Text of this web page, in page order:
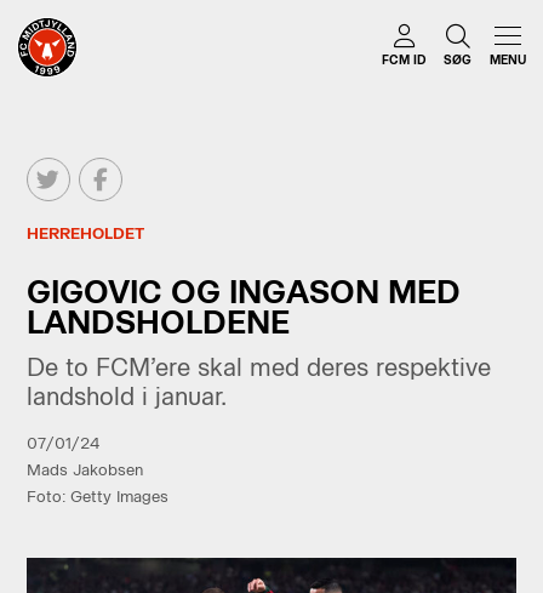
FCM ID SØG MENU
HERREHOLDET
GIGOVIC OG INGASON MED
LANDSHOLDENE
De to FCM’ere skal med deres respektive
landshold i januar.
07/01/24
Mads Jakobsen
Foto: Getty Images